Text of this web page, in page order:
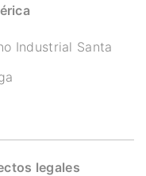
Industrial Santa
legales